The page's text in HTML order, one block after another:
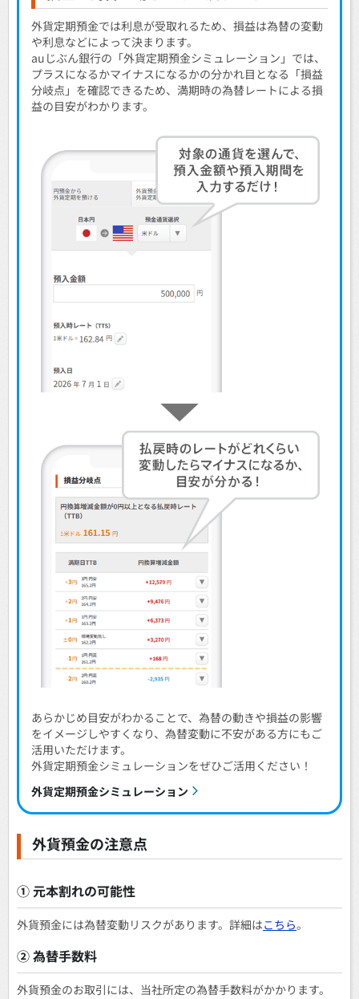
外貨定期預金では利息が受取れるため、損益は為替の変動
や利息などによって決まります。
auじぶん銀行の「外貨定期預金シミュレーション」では、
プラスになるかマイナスになるかの分かれ目となる「損益
分岐点」を確認できるため、満期時の為替レートによる損
益の目安がわかります。
あらかじめ目安がわかることで、為替の動きや損益の影響
をイメージしやすくなり、為替変動に不安がある方にもご
活用いただけます。
外貨定期預金シミュレーションをぜひご活用ください！
外貨定期預金シミュレーション
外貨預金の注意点
① 元本割れの可能性
外貨預金には為替変動リスクがあります。詳細はこちら。
② 為替手数料
外貨預金のお取引には、当社所定の為替手数料がかかります。